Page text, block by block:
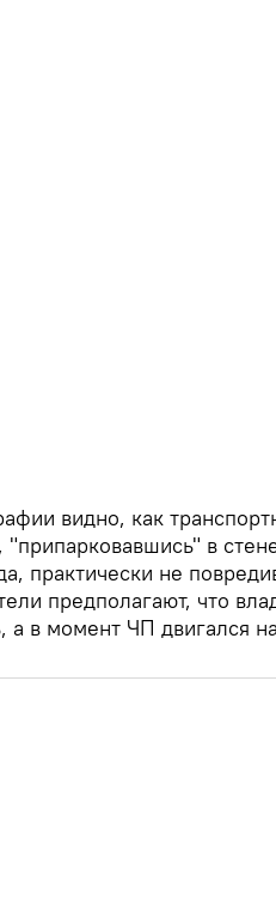
видно, как
"припарковавшись" в
практически не
предполагают, что
а в момент ЧП двигался